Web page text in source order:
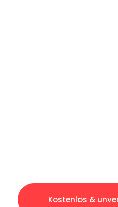
Kostenlos &